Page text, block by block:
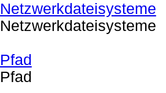
Netzwerkdateisysteme
Netzwerkdateisysteme
Pfad
Pfad